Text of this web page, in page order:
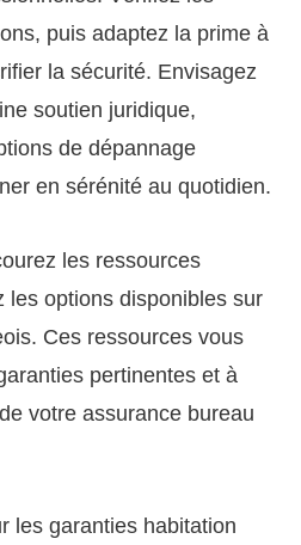
puis adaptez la prime à
la sécurité. Envisagez
soutien juridique,
de dépannage
en sérénité au quotidien.
les ressources
les options disponibles sur
Ces ressources vous
pertinentes et à
votre assurance bureau
les garanties habitation